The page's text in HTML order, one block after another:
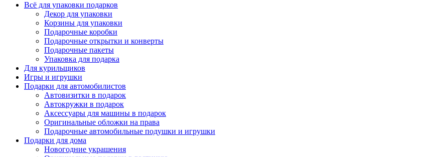
Всё для упаковки подарков
Декор для упаковки
Корзины для упаковки
Подарочные коробки
Подарочные открытки и конверты
Подарочные пакеты
Упаковка для подарка
Для курильщиков
Игры и игрушки
Подарки для автомобилистов
Автовизитки в подарок
Автокружки в подарок
Аксессуары для машины в подарок
Оригинальные обложки на права
Подарочные автомобильные подушки и игрушки
Подарки для дома
Новогодние украшения